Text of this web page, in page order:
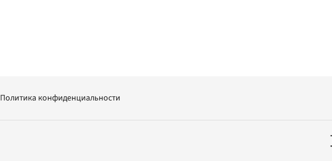
Политика конфиденциальности